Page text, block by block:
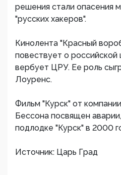
решения стали опасения
"русских хакеров".
Кинолента "Красный
повествует о
вербует ЦРУ. Ее роль
Лоуренс.
Фильм "Курск" от
Бессона посвящен
подлодке "Курск" в 2000
Источник: Царь Град